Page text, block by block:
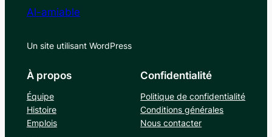
Al-amiable
Un site utilisant WordPress
À propos
Équipe
Histoire
Emplois
Confidentialité
Politique de confidentialité
Conditions générales
Nous contacter